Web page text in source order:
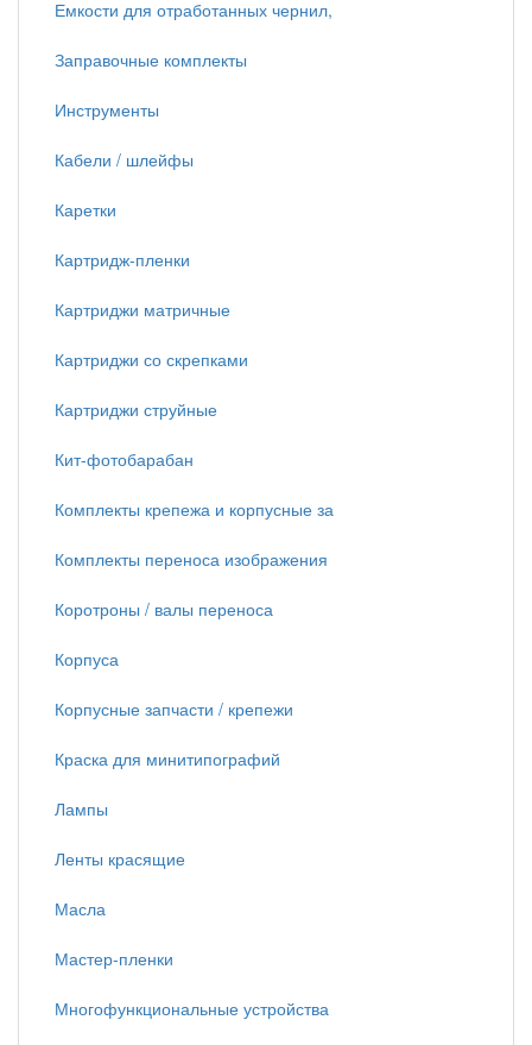
Емкости для отработанных чернил,
Заправочные комплекты
Инструменты
Кабели / шлейфы
Каретки
Картридж-пленки
Картриджи матричные
Картриджи со скрепками
Картриджи струйные
Кит-фотобарабан
Комплекты крепежа и корпусные за
Комплекты переноса изображения
Коротроны / валы переноса
Корпуса
Корпусные запчасти / крепежи
Краска для минитипографий
Лампы
Ленты красящие
Масла
Мастер-пленки
Многофункциональные устройства